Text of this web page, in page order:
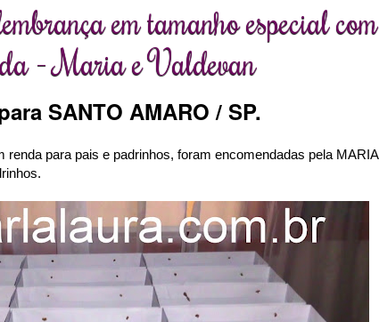
em tamanho especial com
- Maria e Valdevan
SANTO AMARO / SP.
para pais e padrinhos, foram encomendadas pela MARIA